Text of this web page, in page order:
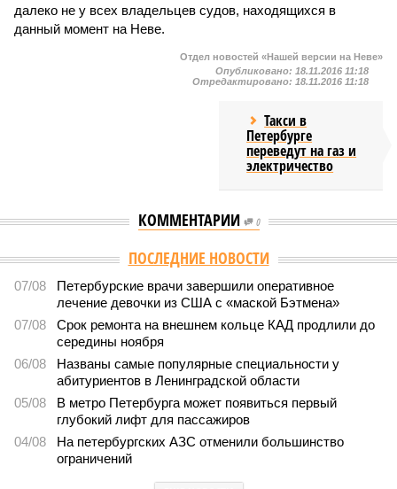
далеко не у всех владельцев судов, находящихся в
данный момент на Неве.
Отдел новостей «Нашей версии на Неве»
Опубликовано: 18.11.2016 11:18
Отредактировано: 18.11.2016 11:18
Такси в
Петербурге
переведут на газ и
электричество
КОММЕНТАРИИ 0
Версия //Общество //
Стали известны предварительные итоги
вступительной кампании в петербургские вузы
Стали известны предварительные итоги вступительной
кампании в петербургские вузы
Кто куда
петербургские вузы (фото: pxhere.com)